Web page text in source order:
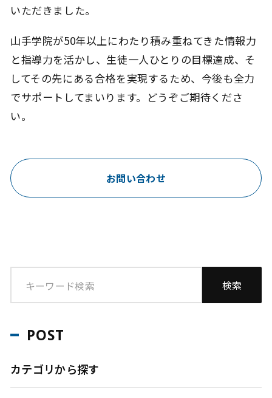
いただきました。
山手学院が50年以上にわたり積み重ねてきた情報力
と指導力を活かし、生徒一人ひとりの目標達成、そ
してその先にある合格を実現するため、今後も全力
でサポートしてまいります。どうぞご期待くださ
い。
お問い合わせ
POST
カテゴリから探す